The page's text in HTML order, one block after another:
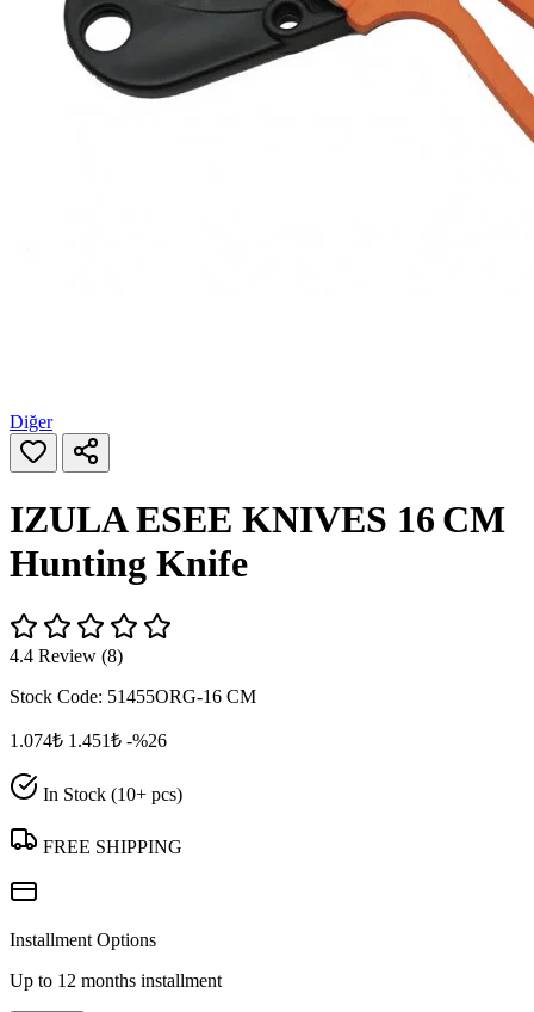
Diğer
IZULA ESEE KNIVES 16 CM
Hunting Knife
4.4 Review (8)
Stock Code: 51455ORG-16 CM
1.074₺ 1.451₺ -%26
In Stock (10+ pcs)
FREE SHIPPING
Installment Options
Up to 12 months installment